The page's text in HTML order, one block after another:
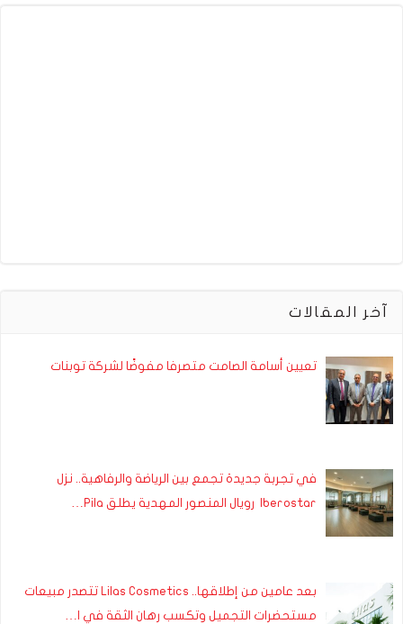
آخر المقالات
تعيين أسامة الصامت متصرفا مفوضًا لشركة توبنات
في تجربة جديدة تجمع بين الرياضة والرفاهية.. نزل
Iberostar رويال المنصور المهدية يطلق Pila…
بعد عامين من إطلاقها.. Lilas Cosmetics تتصدر مبيعات
مستحضرات التجميل وتكسب رهان الثقة في ا…